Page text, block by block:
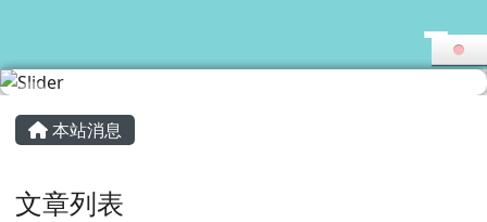
主內容區域
本站消息
文章列表
頁尾區域